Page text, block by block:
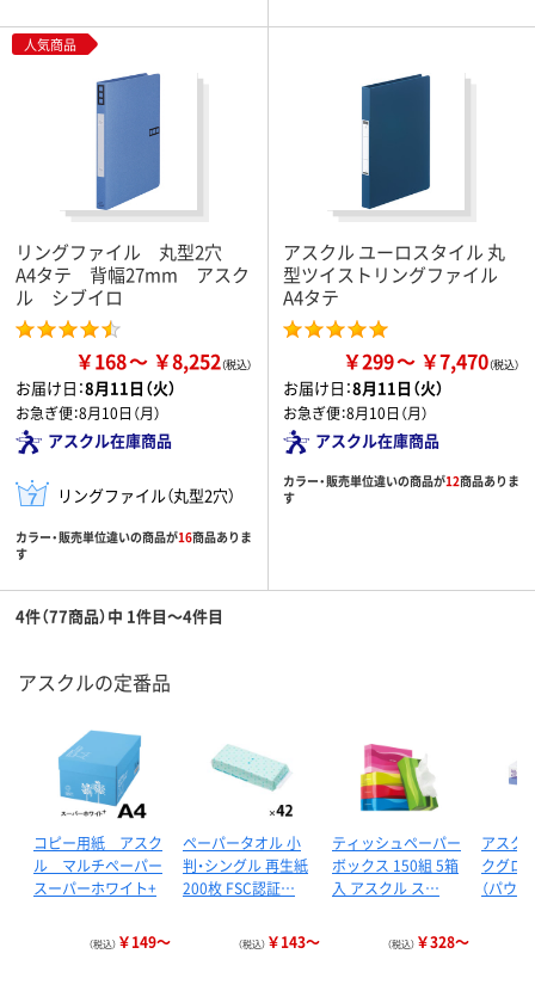
人気商品
リングファイル 丸型2穴
A4タテ 背幅27mm アスク
ル シブイロ
￥168 ￥8,252
お届け日：8月11日（火）
お急ぎ便：8月10日（月）
アスクル在庫商品
リングファイル（丸型2穴）
カラー・販売単位違いの商品が16商品ありま
す
アスクル ユーロスタイル 丸
型ツイストリングファイル
A4タテ
￥299 ￥7,470
お届け日：8月11日（火）
お急ぎ便：8月10日（月）
アスクル在庫商品
カラー・販売単位違いの商品が12商品ありま
す
4件（77商品）中 1件目～4件目
アスクルの定番品
コピー用紙 アスク
ル マルチペーパー
スーパーホワイト+
（税込） ￥149～
ペーパータオル 小
判・シングル 再生紙
200枚 FSC認証…
（税込） ￥143～
ティッシュペーパー
ボックス 150組 5箱
入 アスクル ス…
（税込） ￥328～
アスク
クグロ
（パウ